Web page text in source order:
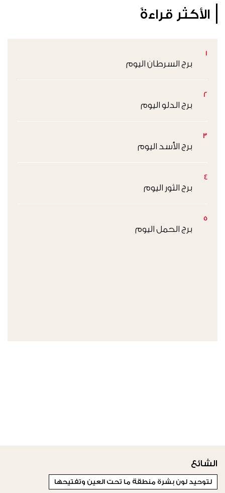
الأكثر قراءةً
1
برج السرطان اليوم
2
برج الدلو اليوم
3
برج الأسد اليوم
4
برج الثور اليوم
5
برج الحمل اليوم
الشائع
لتوحيد لون بشرة منطقة ما تحت العين وتفتيحها